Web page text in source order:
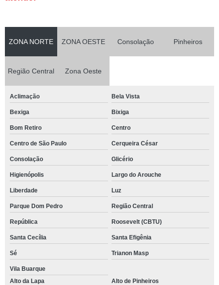
ZONA NORTE ZONA OESTE Consolação Pinheiros
Região Central Zona Oeste
Aclimação Bela Vista
Bexiga Bixiga
Bom Retiro Centro
Centro de São Paulo Cerqueira César
Consolação Glicério
Higienópolis Largo do Arouche
Liberdade Luz
Parque Dom Pedro Região Central
República Roosevelt (CBTU)
Santa Cecília Santa Efigênia
Sé Trianon Masp
Vila Buarque
Alto da Lapa
Alto de Pinheiros